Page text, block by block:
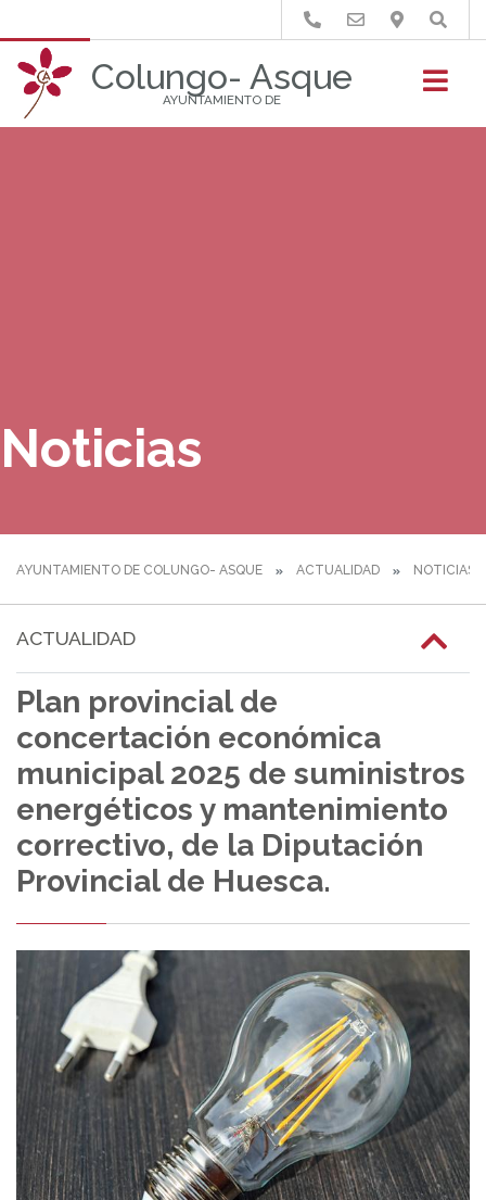
Colungo- Asque
AYUNTAMIENTO DE
Buscar
Noticias
AYUNTAMIENTO DE COLUNGO- ASQUE ACTUALIDAD NOTICIAS
ACTUALIDAD
Plan provincial de
concertación económica
municipal 2025 de suministros
energéticos y mantenimiento
correctivo, de la Diputación
Provincial de Huesca.